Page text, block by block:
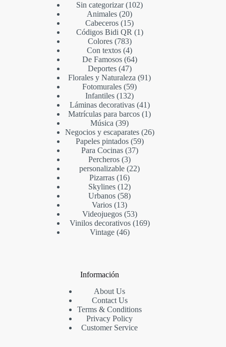
Sin categorizar 102
Animales 20
Cabeceros 15
Códigos Bidi QR
1
Colores 783
Con textos 4
De Famosos 64
Deportes 47
Florales y Naturaleza 91
Fotomurales 59
Infantiles 132
Láminas decorativas 41
Matrículas para barcos 1
Música 39
Negocios y escaparates 26
Papeles pintados 59
Para Cocinas 37
Percheros 3
personalizable 22
Pizarras 16
Skylines 12
Urbanos 58
Varios 13
Videojuegos 53
Vinilos decorativos 169
Vintage 46
Información
About Us
Contact Us
Terms & Conditions
Privacy Policy
Customer Service